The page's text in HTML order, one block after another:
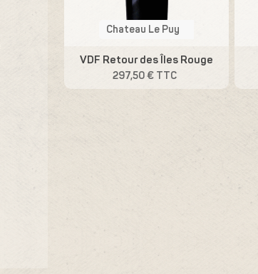
Chateau Le Puy
VDF Retour des Îles Rouge
297,50 € TTC